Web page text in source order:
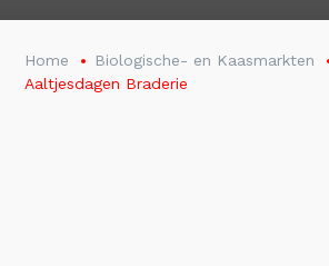
Home
Biologische- en Kaasmarkten
Aaltjesdagen Braderie